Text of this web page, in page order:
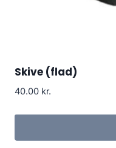
Skive (flad)
40.00 kr.